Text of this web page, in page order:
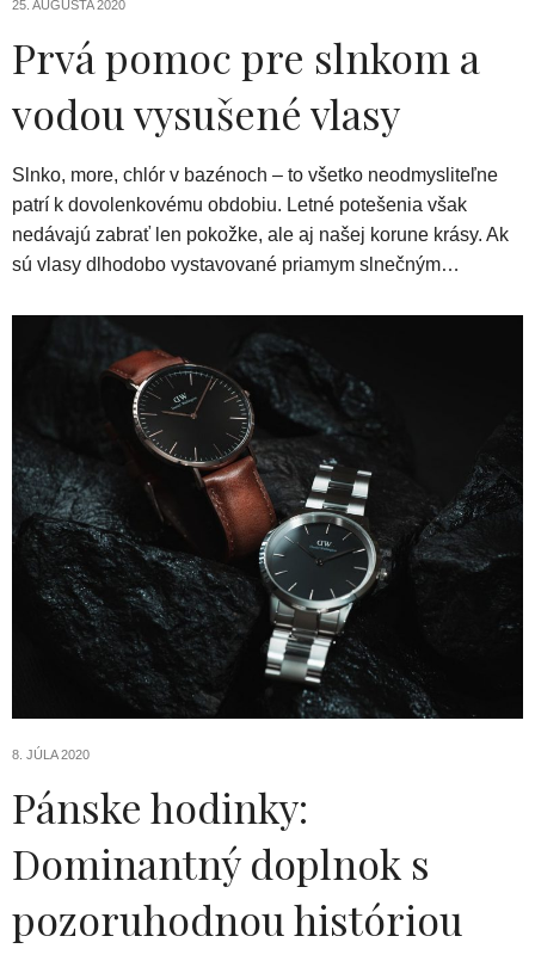
25. AUGUSTA 2020
Prvá pomoc pre slnkom a
vodou vysušené vlasy
Slnko, more, chlór v bazénoch – to všetko neodmysliteľne
patrí k dovolenkovému obdobiu. Letné potešenia však
nedávajú zabrať len pokožke, ale aj našej korune krásy. Ak
sú vlasy dlhodobo vystavované priamym slnečným…
8. JÚLA 2020
Pánske hodinky:
Dominantný doplnok s
pozoruhodnou históriou